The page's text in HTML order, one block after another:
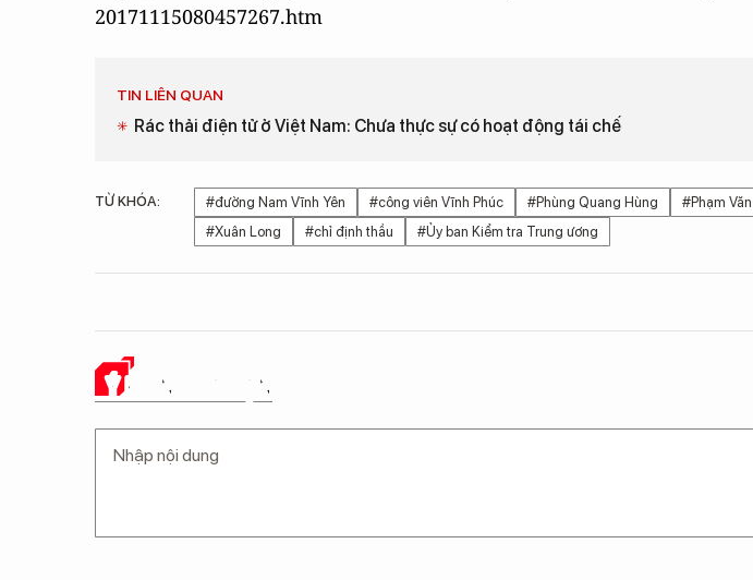
20171115080457267.htm
TIN LIÊN QUAN
Rác thải điện tử ở Việt Nam: Chưa thực sự có hoạt động tái chế
TỪ KHÓA: #đường Nam Vĩnh Yên #công viên Vĩnh Phúc #Phùng Quang Hùng #Phạm
#Xuân Long
#chỉ định thầu #Ủy ban Kiểm tra Trung ương
Ý KIẾN CỦA BẠN